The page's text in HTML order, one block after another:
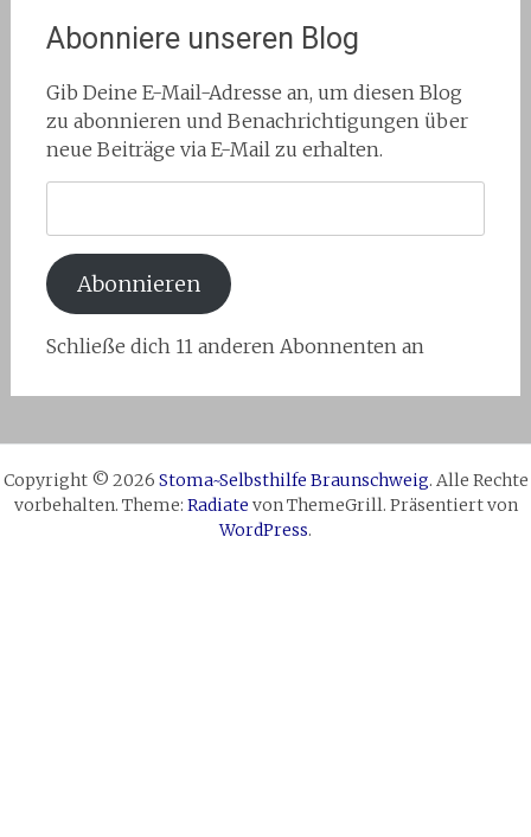
Abonniere unseren Blog
Gib Deine E-Mail-Adresse an, um diesen Blog
zu abonnieren und Benachrichtigungen über
neue Beiträge via E-Mail zu erhalten.
Adresse:
Abonnieren
Schließe dich 11 anderen Abonnenten an
Copyright © 2026 Stoma~Selbsthilfe Braunschweig. Alle Rechte
vorbehalten. Theme: Radiate von ThemeGrill. Präsentiert von
WordPress.